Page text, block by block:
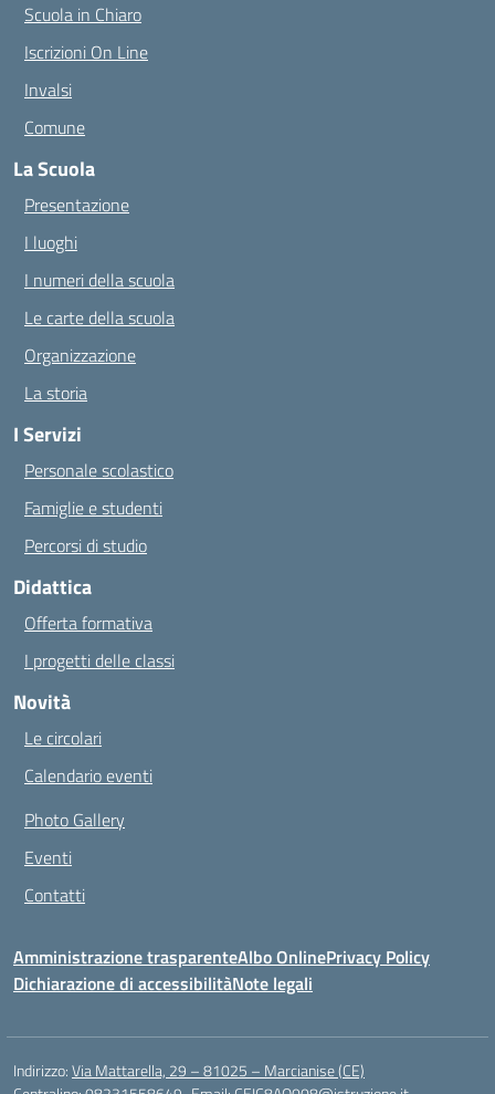
Scuola in Chiaro
Iscrizioni On Line
Invalsi
Comune
La Scuola
Presentazione
I luoghi
I numeri della scuola
Le carte della scuola
Organizzazione
La storia
I Servizi
Personale scolastico
Famiglie e studenti
Percorsi di studio
Didattica
Offerta formativa
I progetti delle classi
Novità
Le circolari
Calendario eventi
Photo Gallery
Eventi
Contatti
Amministrazione trasparenteAlbo OnlinePrivacy Policy
Dichiarazione di accessibilitàNote legali
Indirizzo:Via Mattarella, 29 – 81025 – Marcianise (CE)